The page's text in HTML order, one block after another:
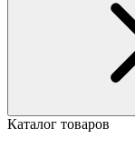
Каталог товаров